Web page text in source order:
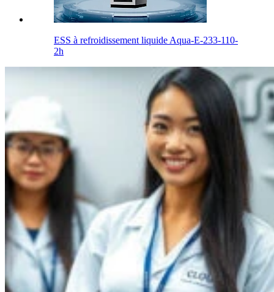
ESS à refroidissement liquide Aqua-E-233-110-
2h